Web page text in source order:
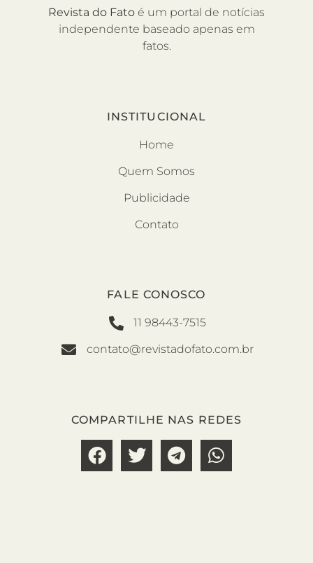
Revista do Fato é um portal de notícias
independente baseado apenas em
fatos.
INSTITUCIONAL
Home
Quem Somos
Publicidade
Contato
FALE CONOSCO
11 98443-7515
contato@revistadofato.com.br
COMPARTILHE NAS REDES